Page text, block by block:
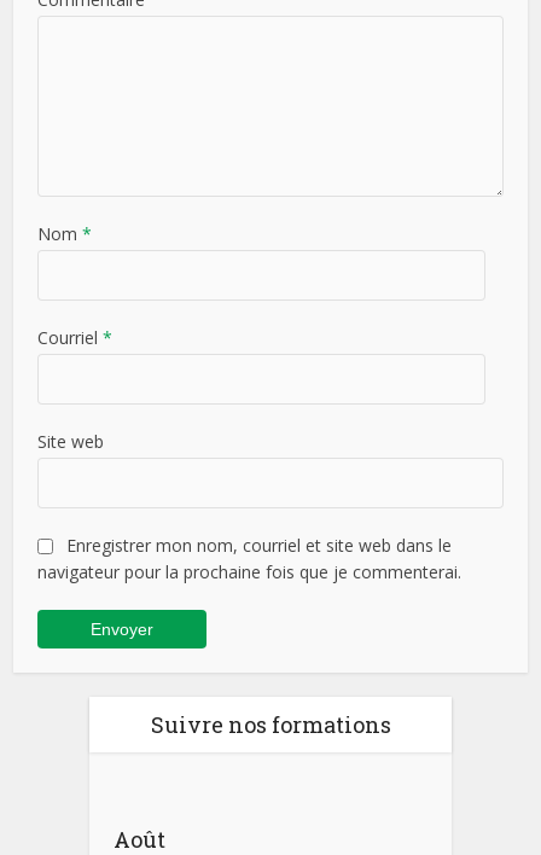
Nom*
Courriel*
Site web
Enregistrer mon nom, courriel et site web dans le
navigateur pour la prochaine fois que je commenterai.
Suivre nos formations
Août